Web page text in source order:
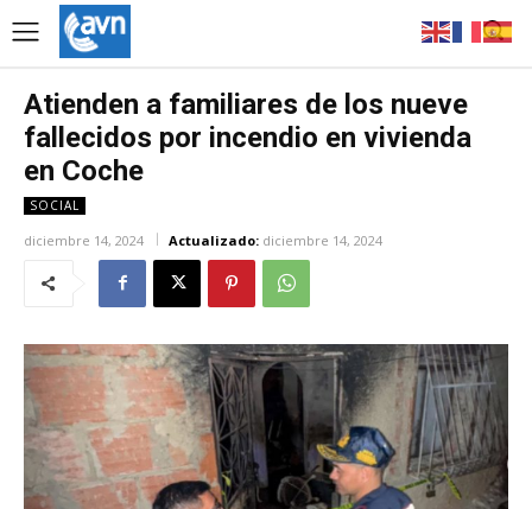
Atienden a familiares de los nueve
fallecidos por incendio en vivienda
en Coche
SOCIAL
diciembre 14, 2024 Actualizado: diciembre 14, 2024